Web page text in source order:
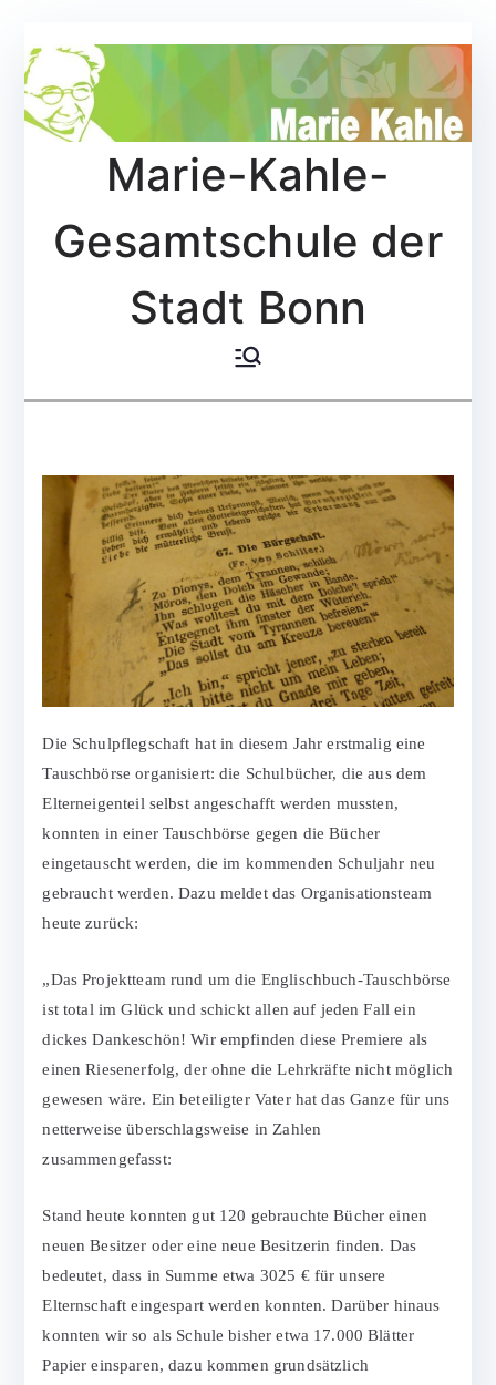
Inhalt
springen
Marie-Kahle-
Gesamtschule der
Stadt Bonn
Die Schulpflegschaft hat in diesem Jahr erstmalig eine
Tauschbörse organisiert: die Schulbücher, die aus dem
Elterneigenteil selbst angeschafft werden mussten,
konnten in einer Tauschbörse gegen die Bücher
eingetauscht werden, die im kommenden Schuljahr neu
gebraucht werden. Dazu meldet das Organisationsteam
heute zurück:
„Das Projektteam rund um die Englischbuch-Tauschbörse
ist total im Glück und schickt allen auf jeden Fall ein
dickes Dankeschön! Wir empfinden diese Premiere als
einen Riesenerfolg, der ohne die Lehrkräfte nicht möglich
gewesen wäre. Ein beteiligter Vater hat das Ganze für uns
netterweise überschlagsweise in Zahlen
zusammengefasst:
Stand heute konnten gut 120 gebrauchte Bücher einen
neuen Besitzer oder eine neue Besitzerin finden. Das
bedeutet, dass in Summe etwa 3025 € für unsere
Elternschaft eingespart werden konnten. Darüber hinaus
konnten wir so als Schule bisher etwa 17.000 Blätter
Papier einsparen, dazu kommen grundsätzlich